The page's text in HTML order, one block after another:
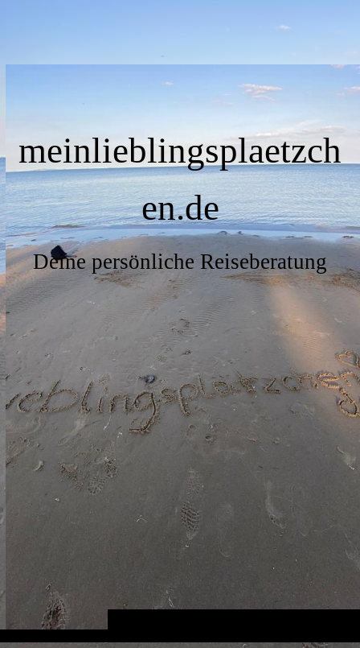
meinlieblingsplaetzch
en.de
Deine persönliche Reiseberatung